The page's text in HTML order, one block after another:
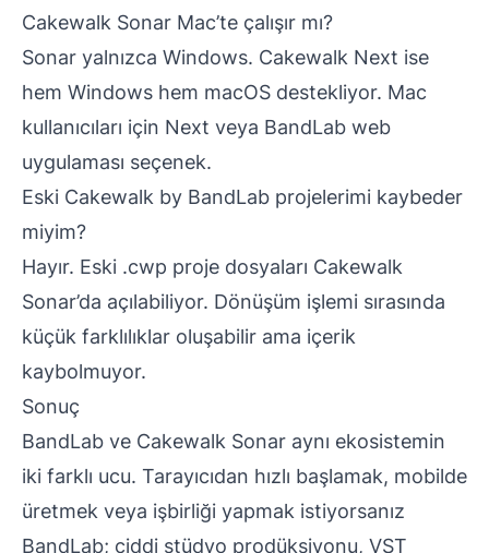
Cakewalk Sonar Mac’te çalışır mı?
Sonar yalnızca Windows. Cakewalk Next ise
hem Windows hem macOS destekliyor. Mac
kullanıcıları için Next veya BandLab web
uygulaması seçenek.
Eski Cakewalk by BandLab projelerimi kaybeder
miyim?
Hayır. Eski .cwp proje dosyaları Cakewalk
Sonar’da açılabiliyor. Dönüşüm işlemi sırasında
küçük farklılıklar oluşabilir ama içerik
kaybolmuyor.
Sonuç
BandLab ve Cakewalk Sonar aynı ekosistemin
iki farklı ucu. Tarayıcıdan hızlı başlamak, mobilde
üretmek veya işbirliği yapmak istiyorsanız
BandLab; ciddi stüdyo prodüksiyonu, VST